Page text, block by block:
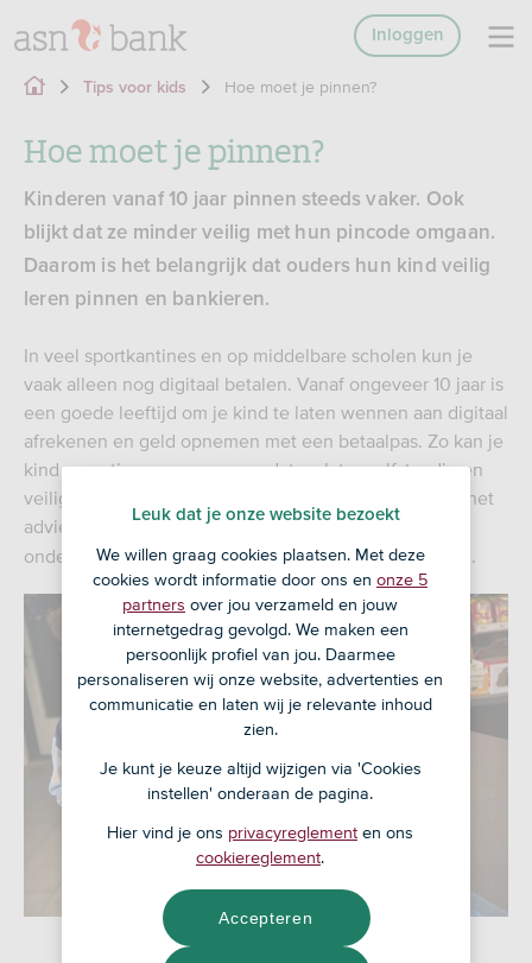
Inloggen
Tips voor kids Hoe moet je pinnen?
Hoe moet je pinnen?
Kinderen vanaf 10 jaar pinnen steeds vaker. Ook
blijkt dat ze minder veilig met hun pincode omgaan.
Daarom is het belangrijk dat ouders hun kind veilig
leren pinnen en bankieren.
In veel sportkantines en op middelbare scholen kun je
vaak alleen nog digitaal betalen. Vanaf ongeveer 10 jaar is
een goede leeftijd om je kind te laten wennen aan digitaal
afrekenen en geld opnemen met een betaalpas. Zo kan je
kind er rustig aan wennen, zodat ze later zelfstandig en
veilig met een betaalpas om kunnen gaan. Dat is ook het
advies in het Nibud Kinderonderzoek
, waarin
onderzoek gedaan is naar het pingedrag van kinderen.
Leuk dat je onze website bezoekt
We willen graag cookies plaatsen. Met deze
cookies wordt informatie door ons en onze 5
partners over jou verzameld en jouw
internetgedrag gevolgd. We maken een
persoonlijk profiel van jou. Daarmee
personaliseren wij onze website, advertenties en
communicatie en laten wij je relevante inhoud
zien.
Je kunt je keuze altijd wijzigen via 'Cookies
instellen' onderaan de pagina.
Hier vind je ons privacyreglement en ons
cookiereglement.
Accepteren